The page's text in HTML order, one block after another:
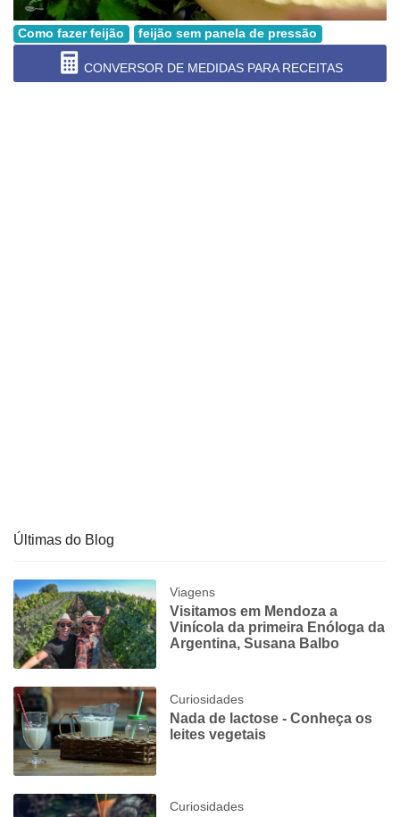
Como fazer feijão feijão sem panela de pressão
CONVERSOR DE MEDIDAS PARA RECEITAS
Últimas do Blog
Viagens
Visitamos em Mendoza a
Vinícola da primeira Enóloga da
Argentina, Susana Balbo
Curiosidades
Nada de lactose - Conheça os
leites vegetais
Curiosidades